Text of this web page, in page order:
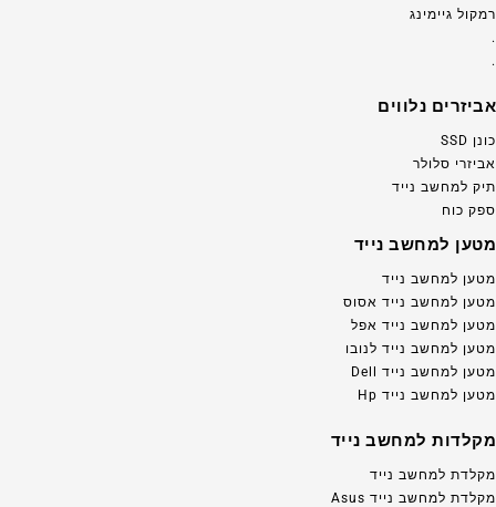
רמקול גיימינג
.
.
אביזרים נלווים
כונן SSD
אביזרי סלולר
תיק למחשב נייד
ספק כוח
מטען למחשב נייד
מטען למחשב נייד
מטען למחשב נייד אסוס
מטען למחשב נייד אפל
מטען למחשב נייד לנובו
מטען למחשב נייד Dell
מטען למחשב נייד Hp
מקלדות למחשב נייד
מקלדת למחשב נייד
מקלדת למחשב נייד Asus